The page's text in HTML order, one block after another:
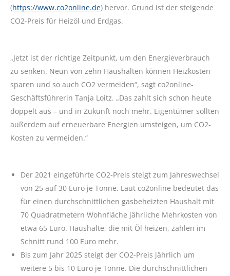
(https://www.co2online.de) hervor. Grund ist der steigende
CO2-Preis für Heizöl und Erdgas.
„Jetzt ist der richtige Zeitpunkt, um den Energieverbrauch
zu senken. Neun von zehn Haushalten können Heizkosten
sparen und so auch CO2 vermeiden“, sagt co2online-
Geschäftsführerin Tanja Loitz. „Das zahlt sich schon heute
doppelt aus – und in Zukunft noch mehr. Eigentümer sollten
außerdem auf erneuerbare Energien umsteigen, um CO2-
Kosten zu vermeiden.“
Der 2021 eingeführte CO2-Preis steigt zum Jahreswechsel
von 25 auf 30 Euro je Tonne. Laut co2online bedeutet das
für einen durchschnittlichen gasbeheizten Haushalt mit
70 Quadratmetern Wohnfläche jährliche Mehrkosten von
etwa 65 Euro. Haushalte, die mit Öl heizen, zahlen im
Schnitt rund 100 Euro mehr.
Bis zum Jahr 2025 steigt der CO2-Preis jährlich um
weitere 5 bis 10 Euro je Tonne. Die durchschnittlichen